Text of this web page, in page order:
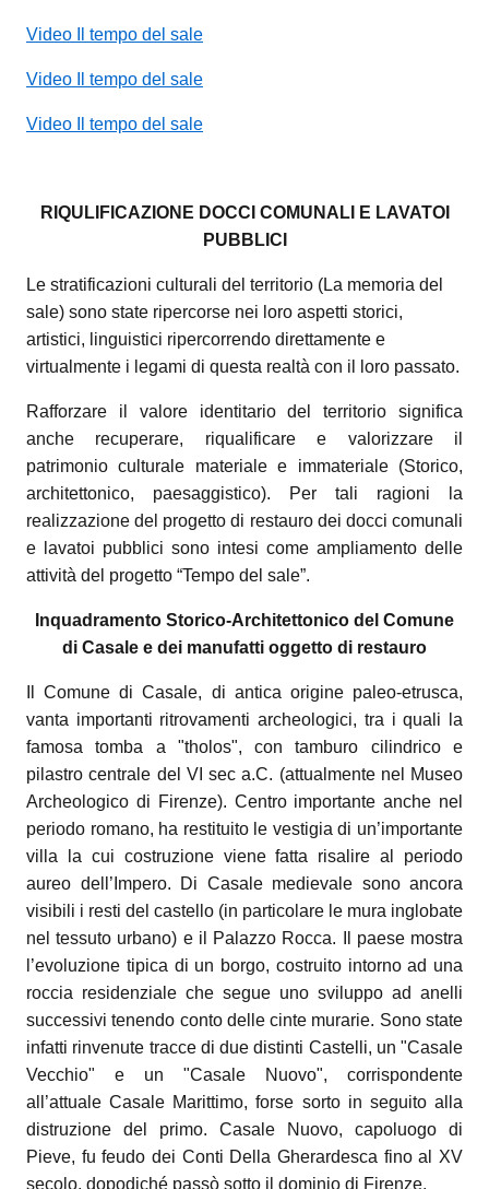
Video Il tempo del sale
Video Il tempo del sale
Video Il tempo del sale
RIQULIFICAZIONE DOCCI COMUNALI E LAVATOI
PUBBLICI
Le stratificazioni culturali del territorio (La memoria del
sale) sono state ripercorse nei loro aspetti storici,
artistici, linguistici ripercorrendo direttamente e
virtualmente i legami di questa realtà con il loro passato.
Rafforzare il valore identitario del territorio significa
anche recuperare, riqualificare e valorizzare il
patrimonio culturale materiale e immateriale (Storico,
architettonico, paesaggistico). Per tali ragioni la
realizzazione del progetto di restauro dei docci comunali
e lavatoi pubblici sono intesi come ampliamento delle
attività del progetto “Tempo del sale”.
Inquadramento Storico-Architettonico del Comune
di Casale e dei manufatti oggetto di restauro
Il Comune di Casale, di antica origine paleo-etrusca,
vanta importanti ritrovamenti archeologici, tra i quali la
famosa tomba a "tholos", con tamburo cilindrico e
pilastro centrale del VI sec a.C. (attualmente nel Museo
Archeologico di Firenze). Centro importante anche nel
periodo romano, ha restituito le vestigia di un’importante
villa la cui costruzione viene fatta risalire al periodo
aureo dell’Impero. Di Casale medievale sono ancora
visibili i resti del castello (in particolare le mura inglobate
nel tessuto urbano) e il Palazzo Rocca. Il paese mostra
l’evoluzione tipica di un borgo, costruito intorno ad una
roccia residenziale che segue uno sviluppo ad anelli
successivi tenendo conto delle cinte murarie. Sono state
infatti rinvenute tracce di due distinti Castelli, un "Casale
Vecchio" e un "Casale Nuovo", corrispondente
all’attuale Casale Marittimo, forse sorto in seguito alla
distruzione del primo. Casale Nuovo, capoluogo di
Pieve, fu feudo dei Conti Della Gherardesca fino al XV
secolo, dopodiché passò sotto il dominio di Firenze.